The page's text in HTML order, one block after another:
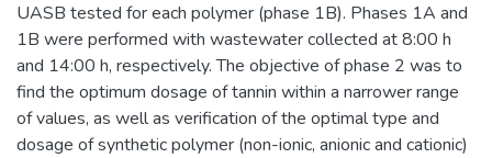
UASB tested for each polymer (phase 1B). Phases 1A and
1B were performed with wastewater collected at 8:00 h
and 14:00 h, respectively. The objective of phase 2 was to
find the optimum dosage of tannin within a narrower range
of values, as well as verification of the optimal type and
dosage of synthetic polymer (non-ionic, anionic and cationic)